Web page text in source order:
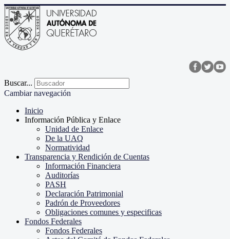
Buscar...
Cambiar navegación
Inicio
Información Pública y Enlace
Unidad de Enlace
De la UAQ
Normatividad
Transparencia y Rendición de Cuentas
Información Financiera
Auditorías
PASH
Declaración Patrimonial
Padrón de Proveedores
Obligaciones comunes y especificas
Fondos Federales
Fondos Federales